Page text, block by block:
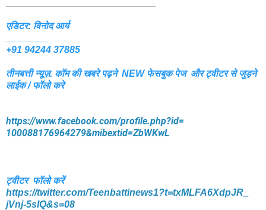
एडिटर: विनोद आर्य
+91 94244 37885
तीनबत्ती न्यूज़. कॉम की खबरे पढ़नेNEW फेसबुक पेज और ट्वीटर से जुड़ने
लाईक / फॉलो करे
https://www.facebook.com/profile.php?id=
100088176964279&mibextid=ZbWKwL
ट्वीटर फॉलो करें
https://twitter.com/Teenbattinews1?t=txMLFA6XdpJR_
jVnj-5sIQ&s=08